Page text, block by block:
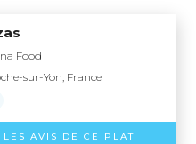
Food
sur-Yon, France
LES AVIS DE CE PLAT